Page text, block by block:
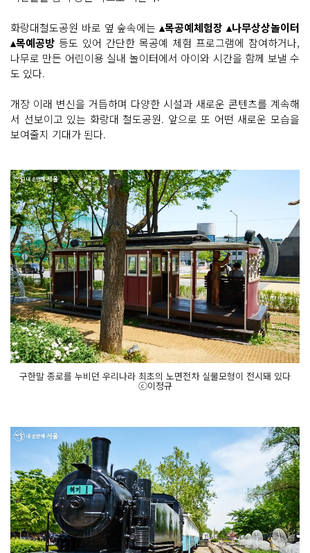
화랑대철도공원 바로 옆 숲속에는▴목공예체험장 ▴나무상상놀이터
▴목예공방 등도 있어 간단한 목공예 체험 프로그램에 참여하거나,
나무로 만든 어린이용 실내 놀이터에서 아이와 시간을 함께 보낼 수
도 있다.
개장 이래 변신을 거듭하며 다양한 시설과 새로운 콘텐츠를 계속해
서 선보이고 있는 화랑대 철도공원. 앞으로 또 어떤 새로운 모습을
보여줄지 기대가 된다.
구한말 종로를 누비던 우리나라 최초의 노면전차 실물모형이 전시돼 있다
ⓒ이정규